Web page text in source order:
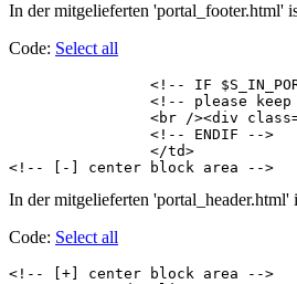
In der mitgelieferten 'portal_footer.html'
Code: Select all
<!-- [-] center block area -->
In der mitgelieferten 'portal_header.html'
Code: Select all
<!-- [+] center block area -->